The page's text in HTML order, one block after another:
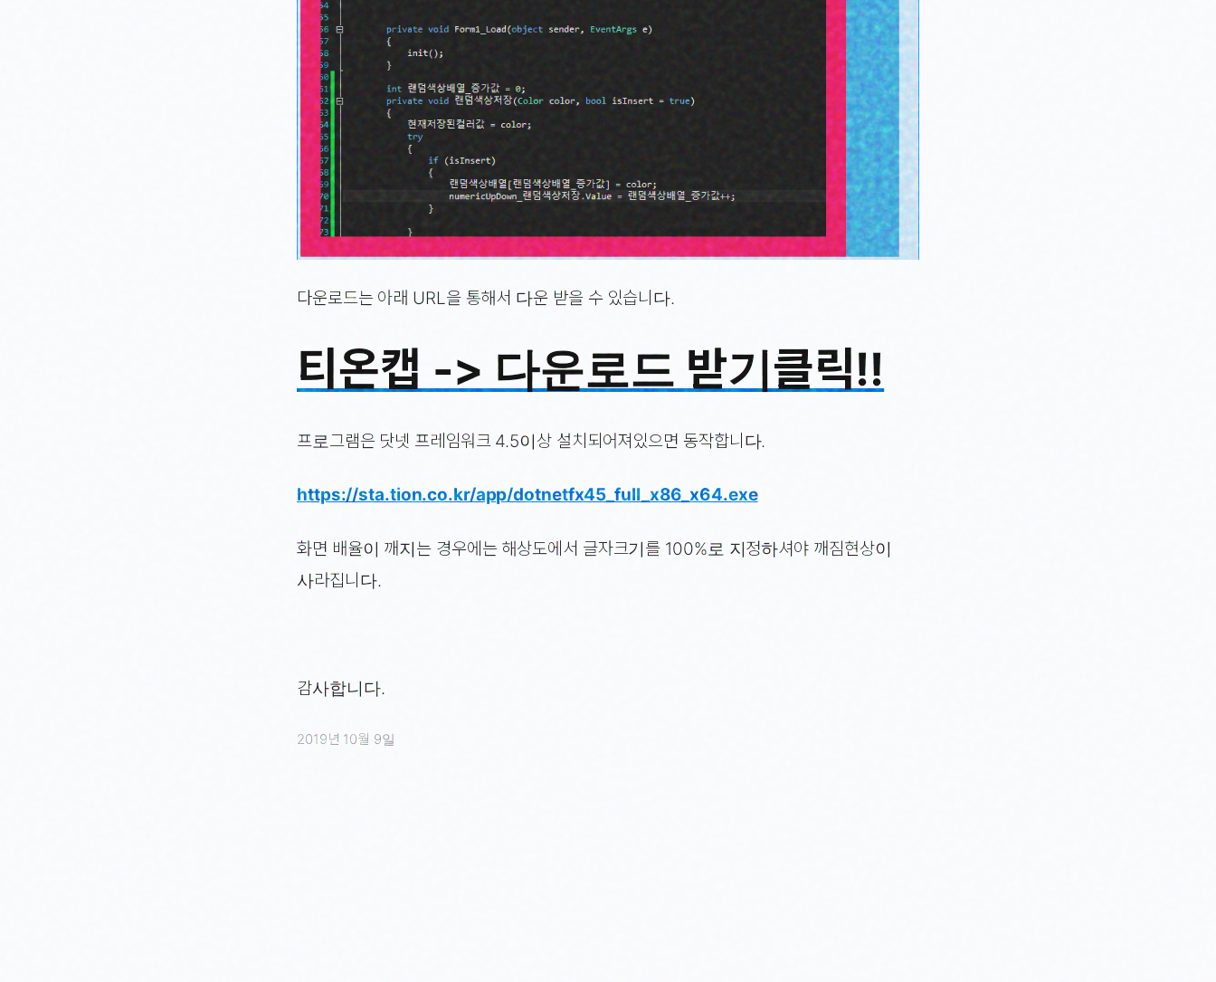
다운로드는 아래 URL을 통해서 다운 받을 수 있습니다.
티온캡 -> 다운로드 받기클릭!!
프로그램은 닷넷 프레임워크 4.5이상 설치되어져있으면 동작합니다.
https://sta.tion.co.kr/app/dotnetfx45_full_x86_x64.exe
화면 배율이 깨지는 경우에는 해상도에서 글자크기를 100%로 지정하셔야 깨짐현상이
사라집니다.
감사합니다.
2019년 10월 9일